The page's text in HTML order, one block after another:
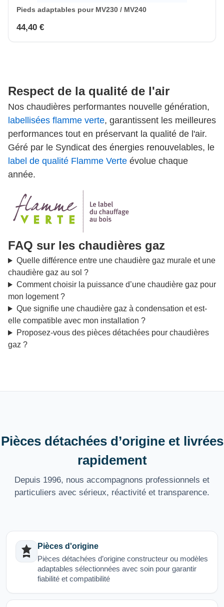
Pieds adaptables pour MV230 / MV240
44,40 €
Respect de la qualité de l'air
Nos chaudières performantes nouvelle génération,
labellisées flamme verte, garantissent les meilleures
performances tout en préservant la qualité de l'air.
Géré par le Syndicat des énergies renouvelables, le
label de qualité Flamme Verte évolue chaque
année.
FAQ sur les chaudières gaz
Quelle différence entre une chaudière gaz murale et une
chaudière gaz au sol ?
Comment choisir la puissance d’une chaudière gaz pour
mon logement ?
Que signifie une chaudière gaz à condensation et est-
elle compatible avec mon installation ?
Proposez-vous des pièces détachées pour chaudières
gaz ?
Pièces détachées d’origine et livrées
rapidement
Depuis 1996, nous accompagnons professionnels et
particuliers avec sérieux, réactivité et transparence.
Pièces d'origine
Pièces détachées d’origine constructeur ou modèles
adaptables sélectionnées avec soin pour garantir
fiabilité et compatibilité